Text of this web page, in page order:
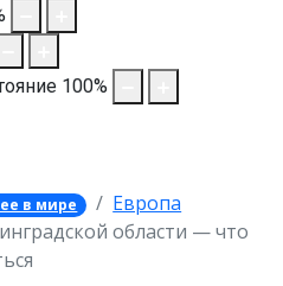
100%
в мире
Европа
области — что